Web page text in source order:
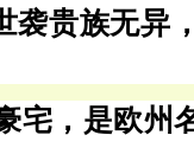
袭贵族无异
宅，是欧州